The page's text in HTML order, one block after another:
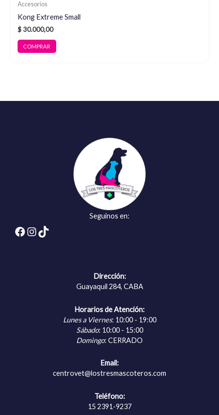
Accesorios
Kong Extreme Small
$30.000,00
COMPRAR
Seguinos en:
Facebook
Instagram
TikTok
Dirección:
Guayaquil 284, CABA
Horarios de Atención:
Lunes a Viernes: 10:00 - 19:00
Sábado: 10:00 - 15:00
Domingo: CERRADO
Email:
centrovet@lostresmascoteros.com
Teléfono:
15 2391-9237